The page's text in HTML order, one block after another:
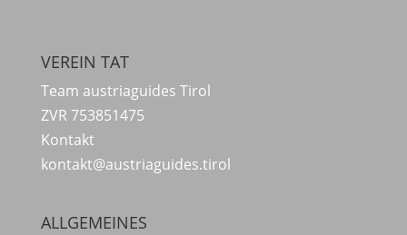
VEREIN TAT
Team austriaguides Tirol
ZVR 753851475
Kontakt
kontakt@austriaguides.tirol
ALLGEMEINES